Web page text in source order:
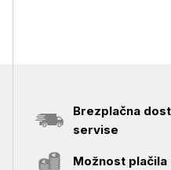
Brezplačna
servise
Možnost